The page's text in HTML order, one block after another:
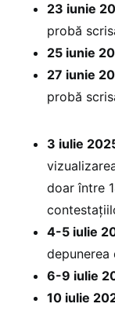
23 iunie
probă
25 iunie
27 iunie
probă
3 iulie
doar între
4-5 iulie
6-9 iulie
10 iulie